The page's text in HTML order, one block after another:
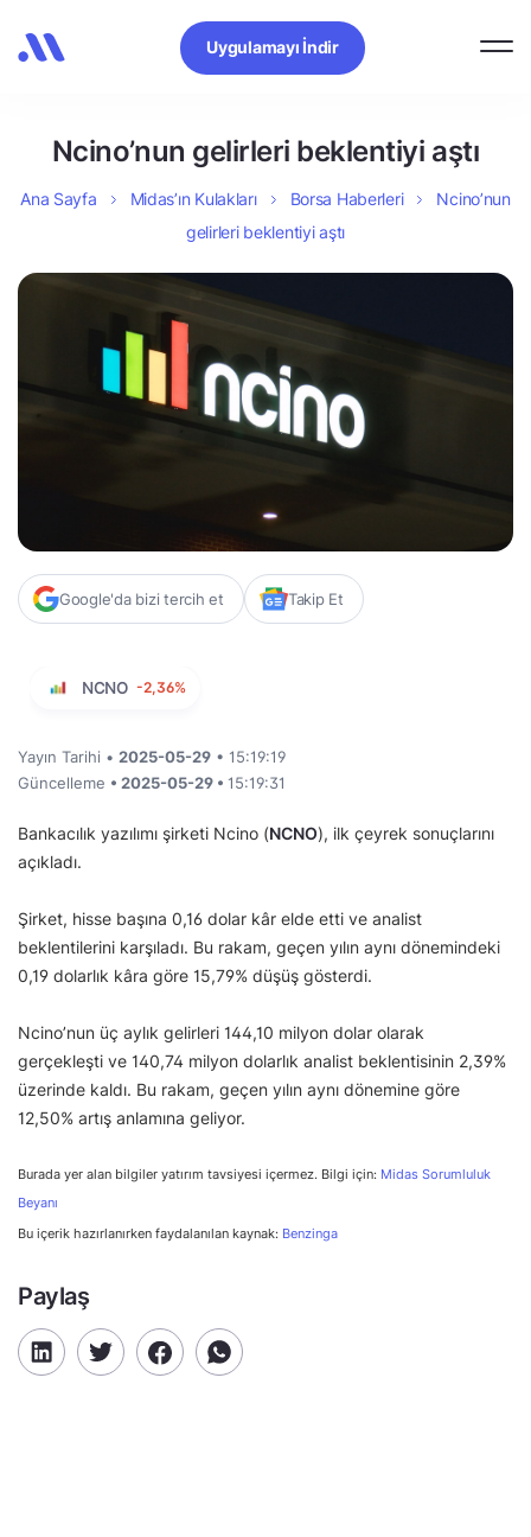
Uygulamayı İndir
Ncino’nun gelirleri beklentiyi aştı
Ana Sayfa Midas’ın Kulakları Borsa Haberleri
Ncino’nun
gelirleri beklentiyi aştı
Google'da bizi tercih et Takip Et
NCNO -2,36%
Yayın Tarihi • 2025-05-29 • 15:19:19
Güncelleme • 2025-05-29 • 15:19:31
Bankacılık yazılımı şirketi Ncino (NCNO), ilk çeyrek sonuçlarını
açıkladı.
Şirket, hisse başına 0,16 dolar kâr elde etti ve analist
beklentilerini karşıladı. Bu rakam, geçen yılın aynı dönemindeki
0,19 dolarlık kâra göre 15,79% düşüş gösterdi.
Ncino’nun üç aylık gelirleri 144,10 milyon dolar olarak
gerçekleşti ve 140,74 milyon dolarlık analist beklentisinin 2,39%
üzerinde kaldı. Bu rakam, geçen yılın aynı dönemine göre
12,50% artış anlamına geliyor.
Burada yer alan bilgiler yatırım tavsiyesi içermez. Bilgi için: Midas Sorumluluk
Beyanı
Bu içerik hazırlanırken faydalanılan kaynak: Benzinga
Paylaş